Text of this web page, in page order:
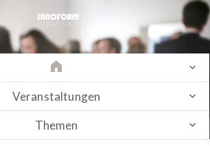
Veranstaltungen
Themen